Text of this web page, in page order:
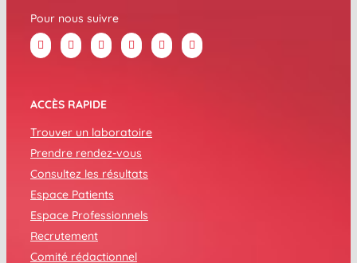
Pour nous suivre
ACCÈS RAPIDE
Trouver un laboratoire
Prendre rendez-vous
Consultez les résultats
Espace Patients
Espace Professionnels
Recrutement
Comité rédactionnel